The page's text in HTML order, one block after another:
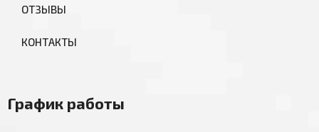
ОТЗЫВЫ
КОНТАКТЫ
График работы